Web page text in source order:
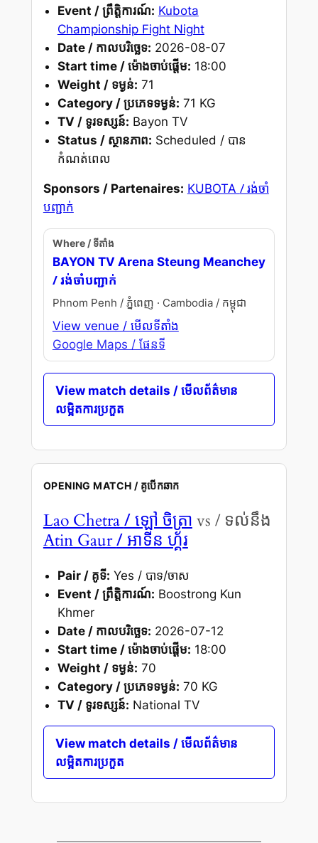
Event / ព្រឹត្តិការណ៍: Kubota
Championship Fight Night
Date / កាលបរិច្ឆេទ: 2026-08-07
Start time / ម៉ោងចាប់ផ្តើម: 18:00
Weight / ទម្ងន់: 71
Category / ប្រភេទទម្ងន់: 71 KG
TV / ទូរទស្សន៍: Bayon TV
Status / ស្ថានភាព: Scheduled / បាន
កំណត់ពេល
Sponsors / Partenaires: KUBOTA / រង់ចាំ
បញ្ជាក់
Where / ទីតាំង
BAYON TV Arena Steung Meanchey
/ រង់ចាំបញ្ជាក់
Phnom Penh / ភ្នំពេញ · Cambodia / កម្ពុជា
View venue / មើលទីតាំង
Google Maps / ផែនទី
View match details / មើលព័ត៌មាន
លម្អិតការប្រកួត
OPENING MATCH / គូបើកឆាក
Lao Chetra/ ឡៅ ចិត្រា vs / ទល់នឹង
Atin Gaur/ អាទីន ហ្គ័រ
Pair / គូទី: Yes / បាទ/ចាស
Event / ព្រឹត្តិការណ៍: Boostrong Kun
Khmer
Date / កាលបរិច្ឆេទ: 2026-07-12
Start time / ម៉ោងចាប់ផ្តើម: 18:00
Weight / ទម្ងន់: 70
Category / ប្រភេទទម្ងន់: 70 KG
TV / ទូរទស្សន៍: National TV
View match details / មើលព័ត៌មាន
លម្អិតការប្រកួត